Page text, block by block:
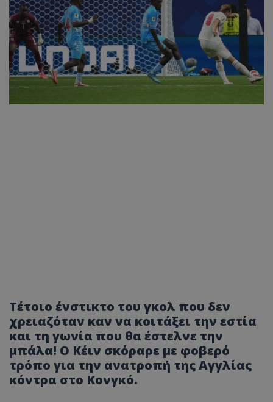
Τέτοιο ένστικτο του γκολ που δεν
χρειαζόταν καν να κοιτάξει την εστία
και τη γωνία που θα έστελνε την
μπάλα! Ο Κέιν σκόραρε με φοβερό
τρόπο για την ανατροπή της Αγγλίας
κόντρα στο Κονγκό.